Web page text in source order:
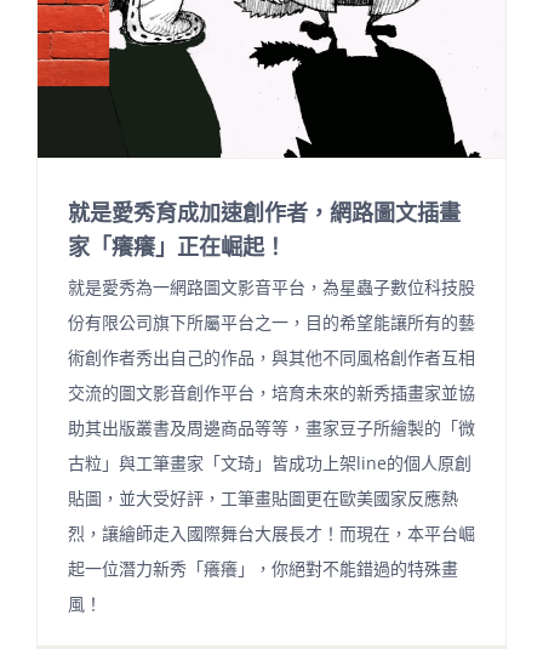
就是愛秀育成加速創作者，網路圖文插畫
家「癢癢」正在崛起！
就是愛秀為一網路圖文影音平台，為星蟲子數位科技股
份有限公司旗下所屬平台之一，目的希望能讓所有的藝
術創作者秀出自己的作品，與其他不同風格創作者互相
交流的圖文影音創作平台，培育未來的新秀插畫家並協
助其出版叢書及周邊商品等等，畫家豆子所繪製的「微
古粒」與工筆畫家「文琦」皆成功上架line的個人原創
貼圖，並大受好評，工筆畫貼圖更在歐美國家反應熱
烈，讓繪師走入國際舞台大展長才！而現在，本平台崛
起一位潛力新秀「癢癢」，你絕對不能錯過的特殊畫
風！